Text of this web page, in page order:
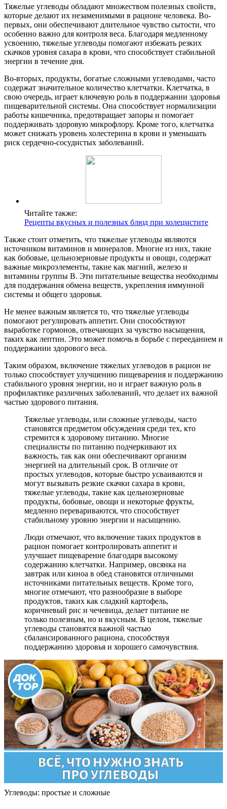
Тяжелые углеводы обладают множеством полезных свойств,
которые делают их незаменимыми в рационе человека. Во-
первых, они обеспечивают длительное чувство сытости, что
особенно важно для контроля веса. Благодаря медленному
усвоению, тяжелые углеводы помогают избежать резких
скачков уровня сахара в крови, что способствует стабильной
энергии в течение дня.
Во-вторых, продукты, богатые сложными углеводами, часто
содержат значительное количество клетчатки. Клетчатка, в
свою очередь, играет ключевую роль в поддержании здоровья
пищеварительной системы. Она способствует нормализации
работы кишечника, предотвращает запоры и помогает
поддерживать здоровую микрофлору. Кроме того, клетчатка
может снижать уровень холестерина в крови и уменьшать
риск сердечно-сосудистых заболеваний.
Читайте также:
Рецепты вкусных и полезных блюд при холецистите
Также стоит отметить, что тяжелые углеводы являются
источником витаминов и минералов. Многие из них, такие
как бобовые, цельнозерновые продукты и овощи, содержат
важные микроэлементы, такие как магний, железо и
витамины группы B. Эти питательные вещества необходимы
для поддержания обмена веществ, укрепления иммунной
системы и общего здоровья.
Не менее важным является то, что тяжелые углеводы
помогают регулировать аппетит. Они способствуют
выработке гормонов, отвечающих за чувство насыщения,
таких как лептин. Это может помочь в борьбе с перееданием и
поддержании здорового веса.
Таким образом, включение тяжелых углеводов в рацион не
только способствует улучшению пищеварения и поддержанию
стабильного уровня энергии, но и играет важную роль в
профилактике различных заболеваний, что делает их важной
частью здорового питания.
Тяжелые углеводы, или сложные углеводы, часто
становятся предметом обсуждения среди тех, кто
стремится к здоровому питанию. Многие
специалисты по питанию подчеркивают их
важность, так как они обеспечивают организм
энергией на длительный срок. В отличие от
простых углеводов, которые быстро усваиваются и
могут вызывать резкие скачки сахара в крови,
тяжелые углеводы, такие как цельнозерновые
продукты, бобовые, овощи и некоторые фрукты,
медленно перевариваются, что способствует
стабильному уровню энергии и насыщению.
Люди отмечают, что включение таких продуктов в
рацион помогает контролировать аппетит и
улучшает пищеварение благодаря высокому
содержанию клетчатки. Например, овсянка на
завтрак или киноа в обед становятся отличными
источниками питательных веществ. Кроме того,
многие отмечают, что разнообразие в выборе
продуктов, таких как сладкий картофель,
коричневый рис и чечевица, делает питание не
только полезным, но и вкусным. В целом, тяжелые
углеводы становятся важной частью
сбалансированного рациона, способствуя
поддержанию здоровья и хорошего самочувствия.
Углеводы: простые и сложные